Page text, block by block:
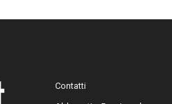
Contatti